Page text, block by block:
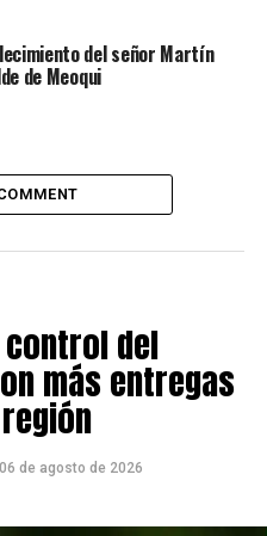
del señor Martín
de Meoqui
del
más entregas
06 de agosto de 2026